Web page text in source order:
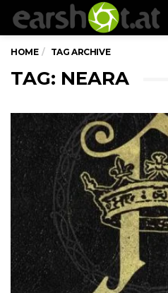
HOME TAG ARCHIVE
TAG: NEARA